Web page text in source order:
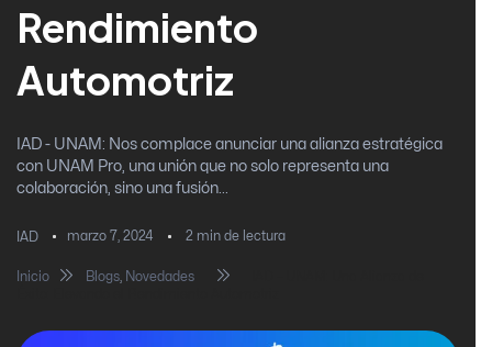
Rendimiento
Automotriz
IAD - UNAM: Nos complace anunciar una alianza estratégica
con UNAM Pro, una unión que no solo representa una
colaboración, sino una fusión...
IAD marzo 7, 2024 2 min de lectura
Inicio Blogs, Novedades